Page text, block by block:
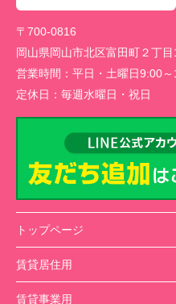
〒700-0816
岡山県岡山市北区富田町２丁
営業時間： 平日・土曜日9:00
定休日： 毎週水曜日・祝日
トップページ
賃貸居住用
賃貸事業用